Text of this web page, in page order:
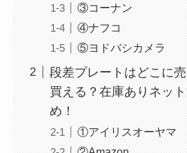
使い捨ておしぼりはどこで買
③コーナン
④ナフコ
⑤ヨドバシカメラ
段差プレートはどこに
買える？在庫ありネッ
め！
①アイリスオーヤマ